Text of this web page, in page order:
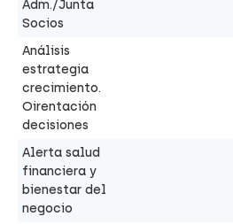
Adm./Junta
Socios
Análisis
estrategia
crecimiento.
Oirentación
decisiones
Alerta salud
financiera y
bienestar del
negocio